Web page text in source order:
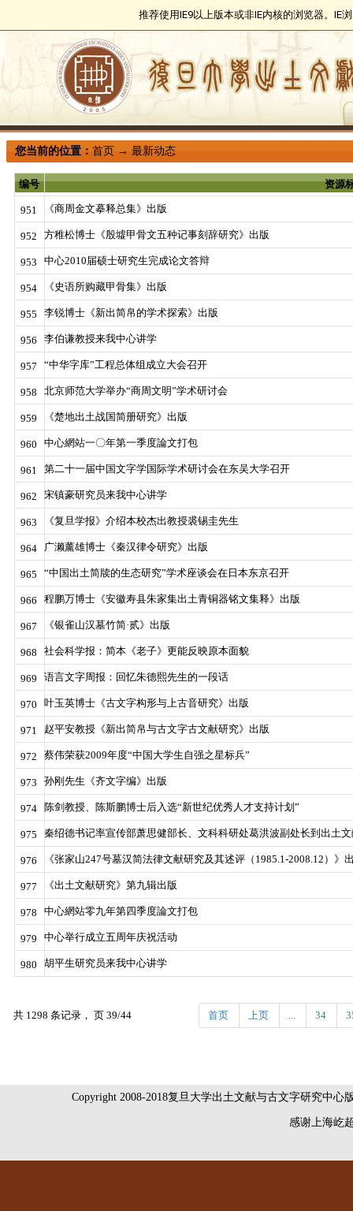
推荐使用IE9以上版本或非IE内核的浏览器。IE
您当前的位置：首页 →最新动态
编号 资源
951 《商周金文摹释总集》出版
952 方稚松博士《殷墟甲骨文五种记事刻辞研究》出版
953 中心2010届硕士研究生完成论文答辩
954 《史语所购藏甲骨集》出版
955 李锐博士《新出简帛的学术探索》出版
956 李伯谦教授来我中心讲学
957 “中华字库”工程总体组成立大会召开
958 北京师范大学举办“商周文明”学术研讨会
959 《楚地出土战国简册研究》出版
960 中心網站一〇年第一季度論文打包
961 第二十一届中国文字学国际学术研讨会在东吴大学召开
962 宋镇豪研究员来我中心讲学
963 《复旦学报》介绍本校杰出教授裘锡圭先生
964 广濑薰雄博士《秦汉律令研究》出版
965 “中国出土简牍的生态研究”学术座谈会在日本东京召开
966 程鹏万博士《安徽寿县朱家集出土青铜器铭文集释》出版
967 《银雀山汉墓竹简·贰》出版
968 社会科学报：简本《老子》更能反映原本面貌
969 语言文字周报：回忆朱德熙先生的一段话
970 叶玉英博士《古文字构形与上古音研究》出版
971 赵平安教授《新出简帛与古文字古文献研究》出版
972 蔡伟荣获2009年度“中国大学生自强之星标兵”
973 孙刚先生《齐文字编》出版
974 陈剑教授、陈斯鹏博士后入选“新世纪优秀人才支持计划”
975 秦绍德书记率宣传部萧思健部长、文科科研处葛洪波副处长到出土
976 《张家山247号墓汉简法律文献研究及其述评（1985.1-2008.12）》
977 《出土文献研究》第九辑出版
978 中心網站零九年第四季度論文打包
979 中心举行成立五周年庆祝活动
980 胡平生研究员来我中心讲学
共 1298 条记录， 页 39/44 首页 上页 ... 34
Copyright 2008-2018复旦大学出土文献与古文字研究中
感谢上海屹